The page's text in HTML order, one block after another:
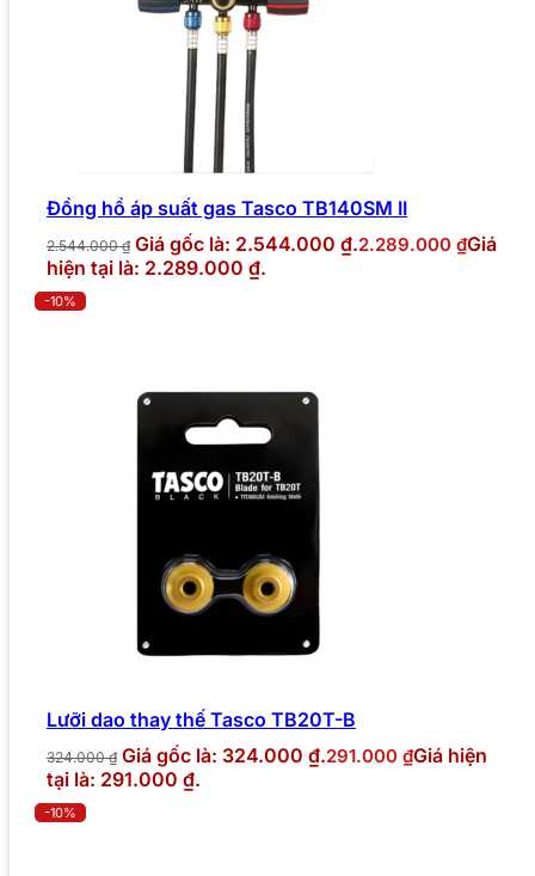
Đồng hồ áp suất gas Tasco TB140SM II
2.544.000₫ Giá gốc là: 2.544.000 ₫.2.289.000 ₫Giá
hiện tại là: 2.289.000 ₫.
-10%
Lưỡi dao thay thế Tasco TB20T-B
324.000₫ Giá gốc là: 324.000 ₫.291.000 ₫Giá hiện
tại là: 291.000 ₫.
-10%